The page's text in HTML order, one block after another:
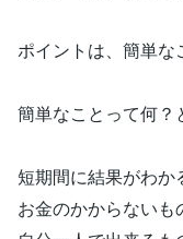
ポイントは、簡単な
簡単なことって何？
短期間に結果がわか
お金のかからないも